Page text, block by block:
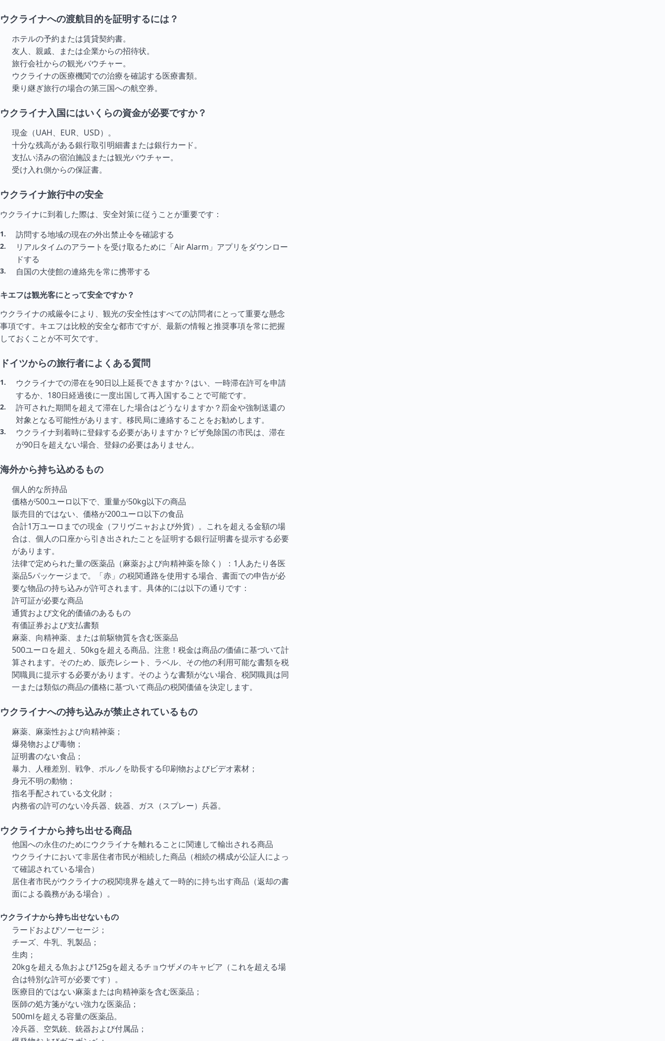
ウクライナへの渡航目的を証明するには？
ホテルの予約または賃貸契約書。
友人、親戚、または企業からの招待状。
旅行会社からの観光バウチャー。
ウクライナの医療機関での治療を確認する医療書類。
乗り継ぎ旅行の場合の第三国への航空券。
ウクライナ入国にはいくらの資金が必要ですか？
現金（UAH、EUR、USD）。
十分な残高がある銀行取引明細書または銀行カード。
支払い済みの宿泊施設または観光バウチャー。
受け入れ側からの保証書。
ウクライナ旅行中の安全
ウクライナに到着した際は、安全対策に従うことが重要です：
訪問する地域の現在の外出禁止令を確認する
リアルタイムのアラートを受け取るために「Air Alarm」アプリをダウンロー
ドする
自国の大使館の連絡先を常に携帯する
キエフは観光客にとって安全ですか？
ウクライナの戒厳令により、観光の安全性はすべての訪問者にとって重要な懸念
事項です。キエフは比較的安全な都市ですが、最新の情報と推奨事項を常に把握
しておくことが不可欠です。
ドイツからの旅行者によくある質問
ウクライナでの滞在を90日以上延長できますか？はい、一時滞在許可を申請
するか、180日経過後に一度出国して再入国することで可能です。
許可された期間を超えて滞在した場合はどうなりますか？罰金や強制送還の
対象となる可能性があります。移民局に連絡することをお勧めします。
ウクライナ到着時に登録する必要がありますか？ビザ免除国の市民は、滞在
が90日を超えない場合、登録の必要はありません。
海外から持ち込めるもの
個人的な所持品
価格が500ユーロ以下で、重量が50kg以下の商品
販売目的ではない、価格が200ユーロ以下の食品
合計1万ユーロまでの現金（フリヴニャおよび外貨）。これを超える金額の場
合は、個人の口座から引き出されたことを証明する銀行証明書を提示する必要
があります。
法律で定められた量の医薬品（麻薬および向精神薬を除く）：1人あたり各医
薬品5パッケージまで。「赤」の税関通路を使用する場合、書面での申告が必
要な物品の持ち込みが許可されます。具体的には以下の通りです：
許可証が必要な商品
通貨および文化的価値のあるもの
有価証券および支払書類
麻薬、向精神薬、または前駆物質を含む医薬品
500ユーロを超え、50kgを超える商品。注意！税金は商品の価値に基づいて計
算されます。そのため、販売レシート、ラベル、その他の利用可能な書類を税
関職員に提示する必要があります。そのような書類がない場合、税関職員は同
一または類似の商品の価格に基づいて商品の税関価値を決定します。
ウクライナへの持ち込みが禁止されているもの
麻薬、麻薬性および向精神薬；
爆発物および毒物；
証明書のない食品；
暴力、人種差別、戦争、ポルノを助長する印刷物およびビデオ素材；
身元不明の動物；
指名手配されている文化財；
内務省の許可のない冷兵器、銃器、ガス（スプレー）兵器。
ウクライナから持ち出せる商品
他国への永住のためにウクライナを離れることに関連して輸出される商品
ウクライナにおいて非居住者市民が相続した商品（相続の構成が公証人によっ
て確認されている場合）
居住者市民がウクライナの税関境界を越えて一時的に持ち出す商品（返却の書
面による義務がある場合）。
ウクライナから持ち出せないもの
ラードおよびソーセージ；
チーズ、牛乳、乳製品；
生肉；
20kgを超える魚および125gを超えるチョウザメのキャビア（これを超える場
合は特別な許可が必要です）。
医療目的ではない麻薬または向精神薬を含む医薬品；
医師の処方箋がない強力な医薬品；
500mlを超える容量の医薬品。
冷兵器、空気銃、銃器および付属品；